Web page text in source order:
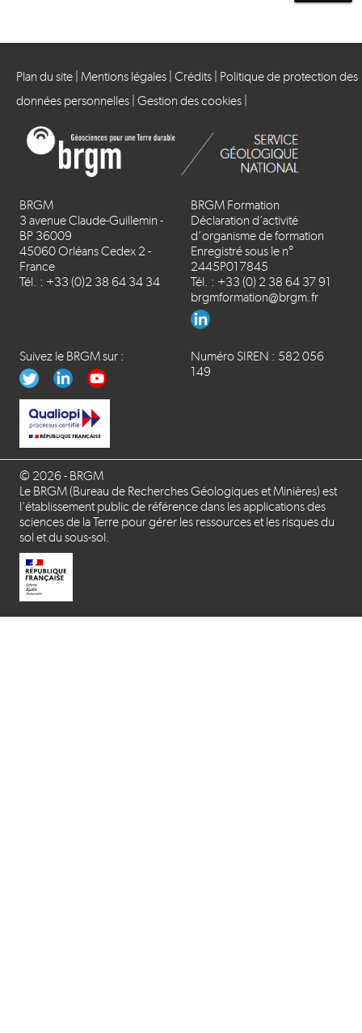
Plan du site Mentions légales Crédits Politique de protection des
données personnelles Gestion des cookies
BRGM
3 avenue Claude-Guillemin -
BP 36009
45060 Orléans Cedex 2 -
France
Tél. : +33 (0)2 38 64 34 34
BRGM Formation
Déclaration d’activité
d’organisme de formation
Enregistré sous le n°
2445P017845
Tél. : +33 (0) 2 38 64 37 91
brgmformation@brgm.fr
Suivez le BRGM sur :
Numéro SIREN : 582 056
149
© 2026 - BRGM
Le BRGM (Bureau de Recherches Géologiques et Minières) est
l'établissement public de référence dans les applications des
sciences de la Terre pour gérer les ressources et les risques du
sol et du sous-sol.